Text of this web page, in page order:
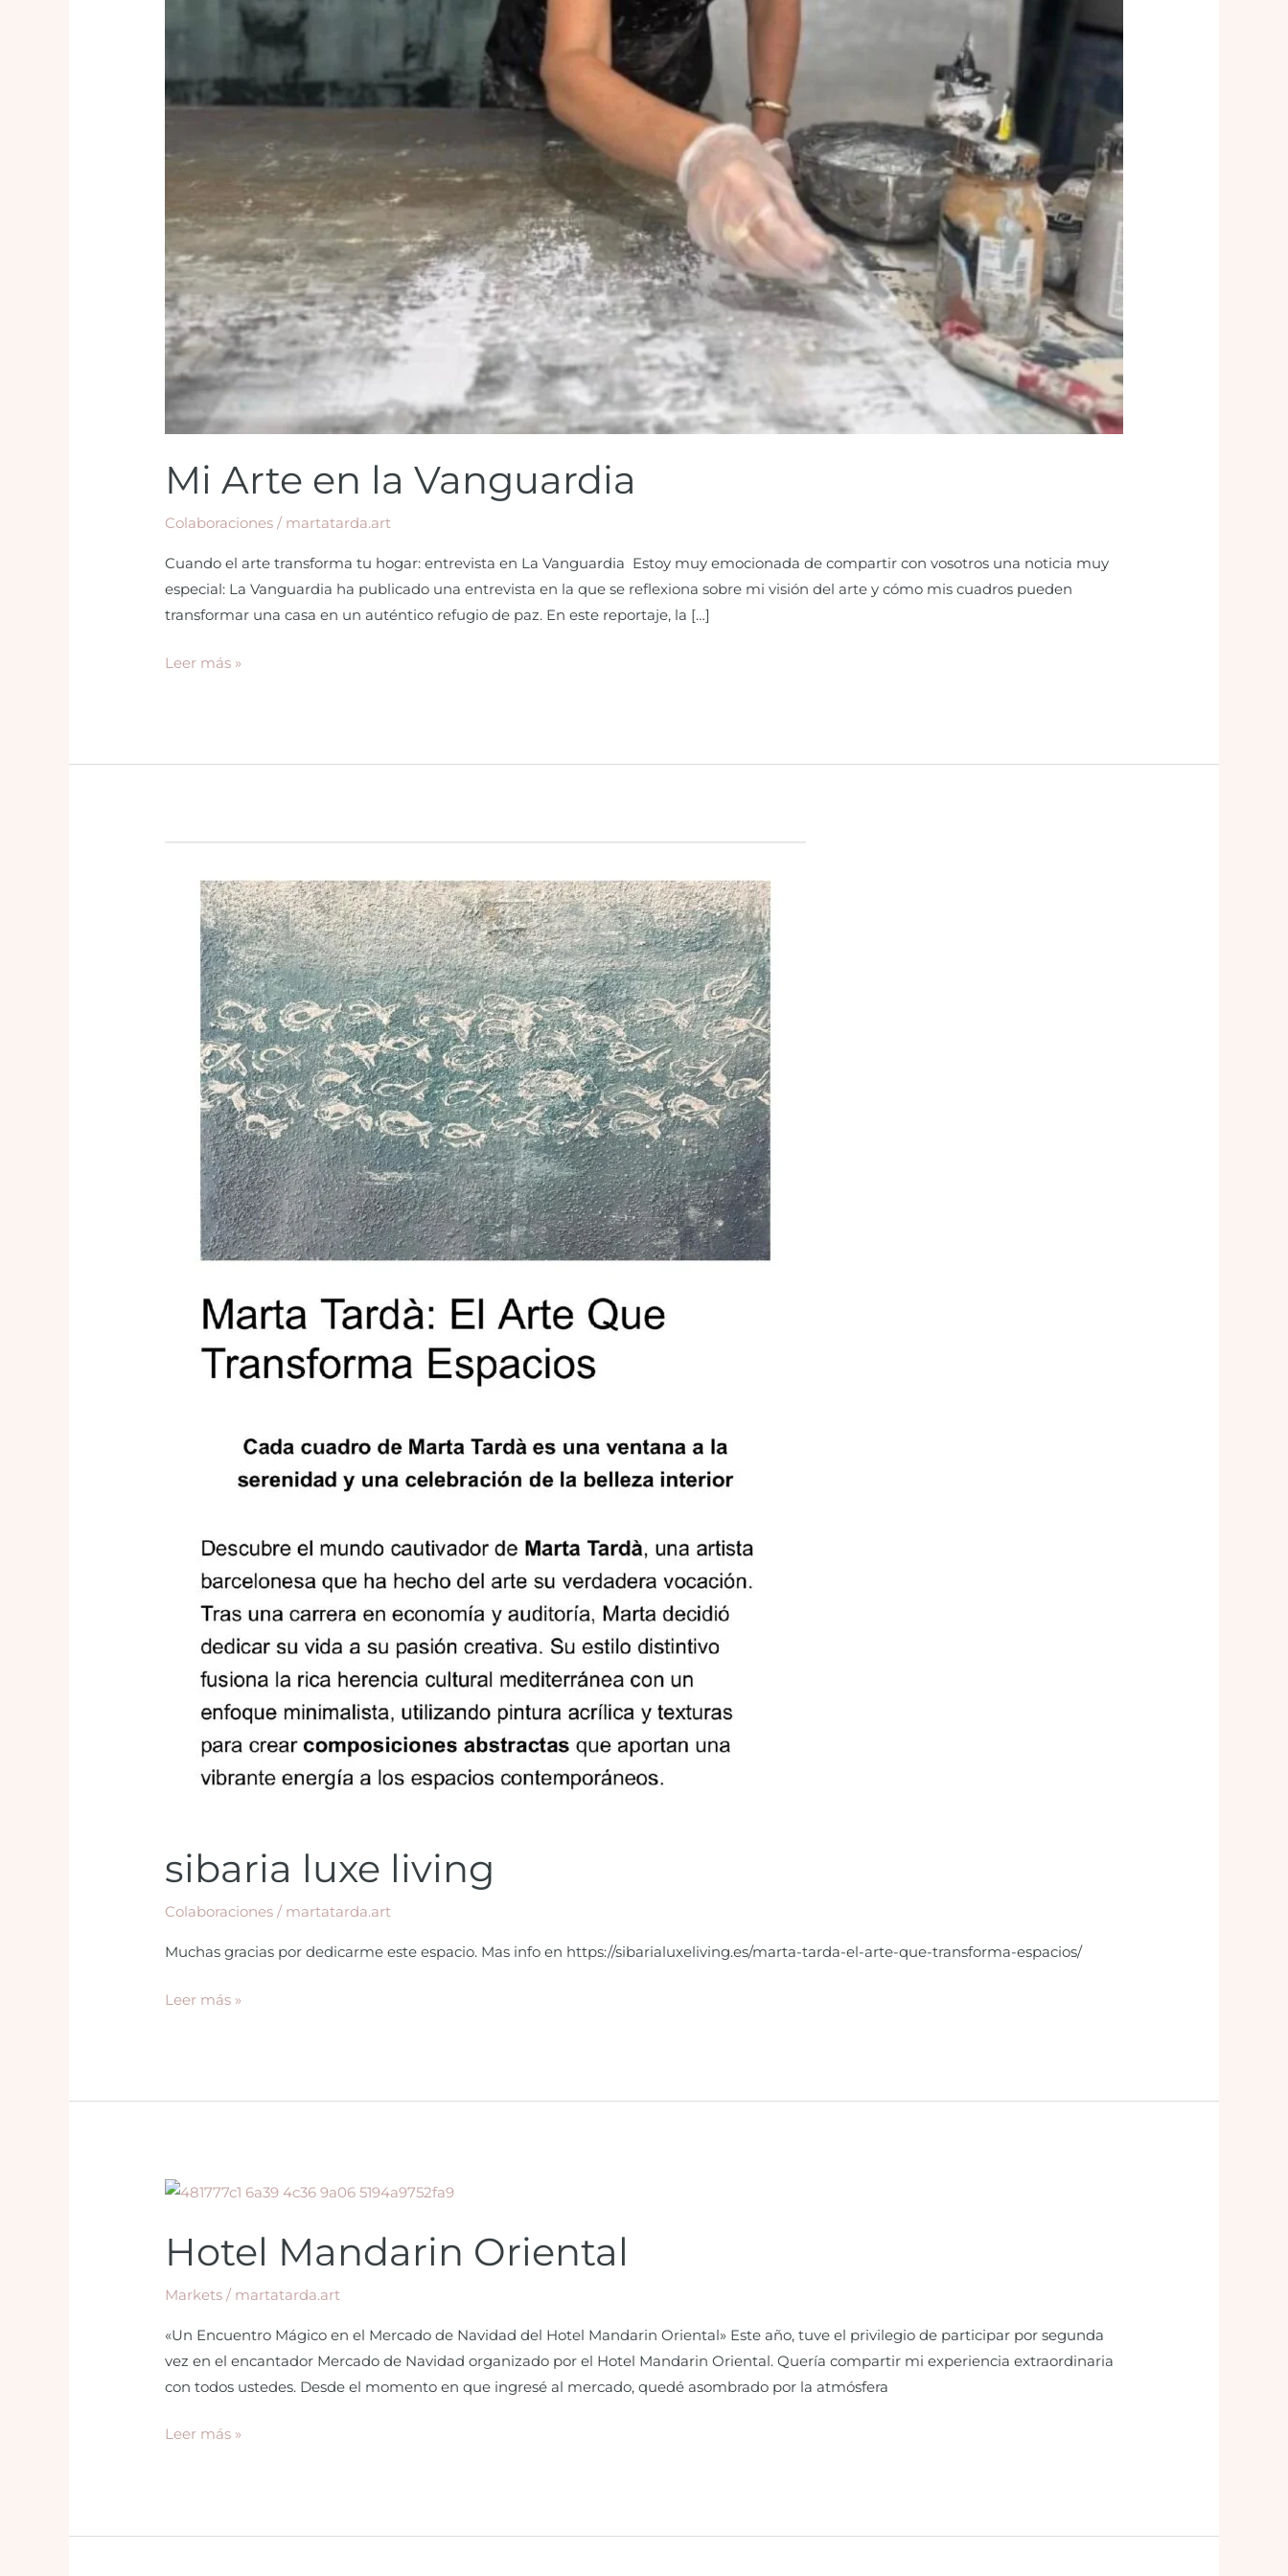
Mi Arte en la Vanguardia
Colaboraciones / martatarda.art
Cuando el arte transforma tu hogar: entrevista en La Vanguardia Estoy muy emocionada de compartir con vosotros una noticia muy
especial: La Vanguardia ha publicado una entrevista en la que se reflexiona sobre mi visión del arte y cómo mis cuadros pueden
transformar una casa en un auténtico refugio de paz. En este reportaje, la […]
Leer más »
sibaria luxe living
Colaboraciones / martatarda.art
Muchas gracias por dedicarme este espacio. Mas info en https://sibarialuxeliving.es/marta-tarda-el-arte-que-transforma-espacios/
living
Leer más »
Hotel Mandarin Oriental
Markets / martatarda.art
«Un Encuentro Mágico en el Mercado de Navidad del Hotel Mandarin Oriental» Este año, tuve el privilegio de participar por segunda
vez en el encantador Mercado de Navidad organizado por el Hotel Mandarin Oriental. Quería compartir mi experiencia extraordinaria
con todos ustedes. Desde el momento en que ingresé al mercado, quedé asombrado por la atmósfera
Hotel
Oriental
Leer más »